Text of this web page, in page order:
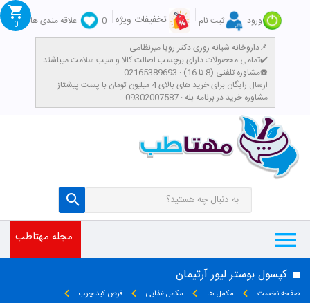
ورود ثبت نام تخفیفات ویژه 0
علاقه مندی ها
داروخانه شبانه روزی دکتر رویا میرنظامی📌
تمامی محصولات دارای برچسب اصالت کالا و سیب سلامت میباشند✔️
مشاوره تلفنی (8 تا 16) : 02165389693☎️
​ارسال رایگان برای خرید های بالای 4 میلیون تومان با پست پیشتاز
مشاوره خرید در برنامه بله : 09302007587
0
مجله مهتاطب
کپسول بوستر لیور آرتیمان
صفحه نخست مکمل ها مکمل غذایی
قرص کبد چرب